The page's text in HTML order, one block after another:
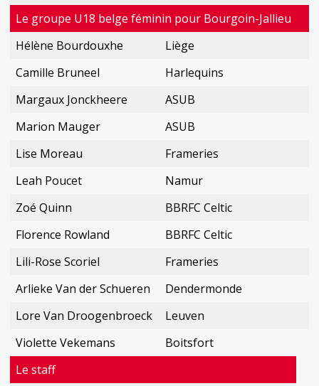
Le groupe U18 belge féminin pour Bourgoin-Jallieu
Hélène Bourdouxhe
Liège
Camille Bruneel
Harlequins
Margaux Jonckheere
ASUB
Marion Mauger
ASUB
Lise Moreau
Frameries
Leah Poucet
Namur
Zoé Quinn
BBRFC Celtic
Florence Rowland
BBRFC Celtic
Lili-Rose Scoriel
Frameries
Arlieke Van der Schueren
Dendermonde
Lore Van Droogenbroeck
Leuven
Violette Vekemans
Boitsfort
Le staff